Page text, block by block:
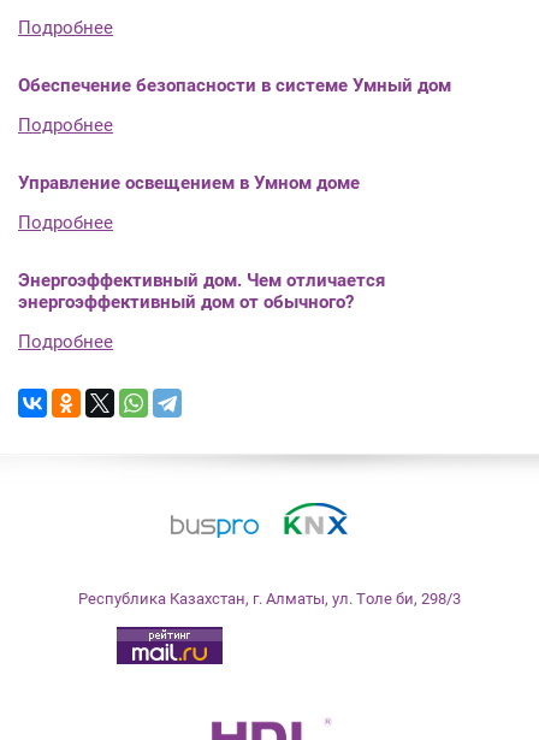
Подробнее
Обеспечение безопасности в системе Умный дом
Подробнее
Управление освещением в Умном доме
Подробнее
Энергоэффективный дом. Чем отличается
энергоэффективный дом от обычного?
Подробнее
Республика Казахстан, г. Алматы, ул. Толе би, 298/3